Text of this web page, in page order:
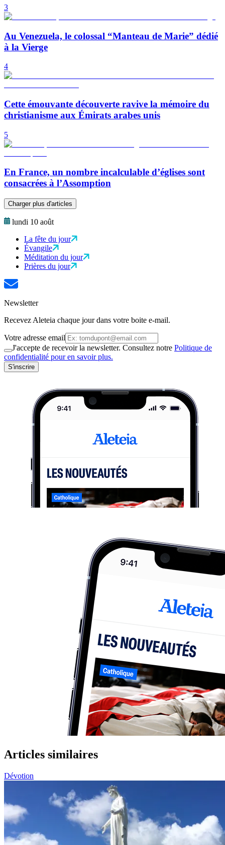
3
Au Venezuela, le colossal “Manteau de Marie” dédié
à la Vierge
4
Cette émouvante découverte ravive la mémoire du
christianisme aux Émirats arabes unis
5
En France, un nombre incalculable d’églises sont
consacrées à l’Assomption
Charger plus d'articles
lundi 10 août
La fête du jour
Évangile
Méditation du jour
Prières du jour
Newsletter
Recevez Aleteia chaque jour dans votre boite e-mail.
Votre adresse email
J'accepte de recevoir la newsletter. Consultez notre Politique de
confidentialité pour en savoir plus.
S'inscrire
Articles similaires
Dévotion